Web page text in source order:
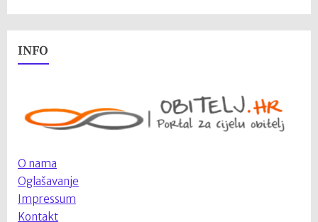
INFO
O nama
Oglašavanje
Impressum
Kontakt